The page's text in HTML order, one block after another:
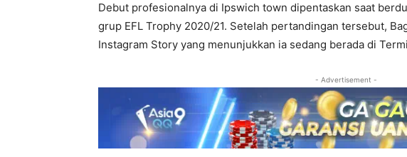
Debut profesionalnya di Ipswich town dipentaskan saat
grup EFL Trophy 2020/21. Setelah pertandingan tersebut,
Instagram Story yang menunjukkan ia sedang berada di
- Advertisement -